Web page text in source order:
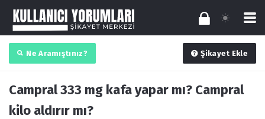
Ne Aramıştınız? Şikayet Ekle
Campral 333 mg kafa yapar mı? Campral
kilo aldırır mı?